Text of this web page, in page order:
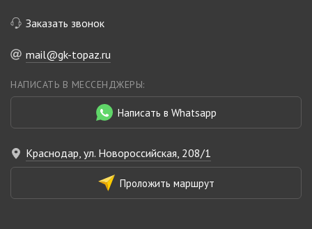
Заказать звонок
mail@gk-topaz.ru
НАПИСАТЬ В МЕССЕНДЖЕРЫ:
Написать в Whatsapp
Краснодар, ул. Новороссийская, 208/1
Проложить маршрут